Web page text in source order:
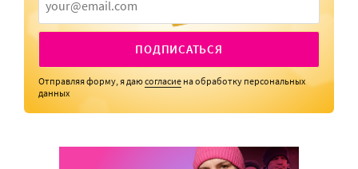
ПОДПИСАТЬСЯ
Отправляя форму, я даюсогласие на обработку персональных
данных